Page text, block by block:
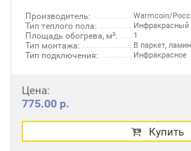
Производитель: Warmcoin/
Тип теплого пола: Инфракрасный
Площадь обогрева, м²: 1
Тип монтажа: В паркет,
Тип подключения: Инфракрасное
Цена:
775.00 р.
Купить